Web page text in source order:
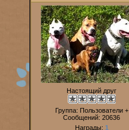
Настоящий друг
Группа: Пользователи +
Сообщений: 20636
Награды: 1